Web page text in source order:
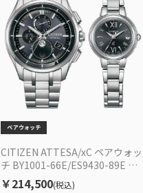
CITIZEN ATTESA/xC ペアウォッ
チ BY1001-66E/ES9430-89E 電
波ソーラー EC限定セット
￥214,500(税込)